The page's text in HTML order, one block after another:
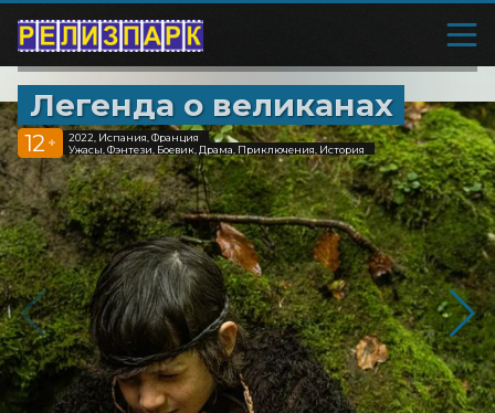
Легенда о великанах
12 +
2022, Испания, Франция
Ужасы, Фэнтези, Боевик, Драма, Приключения, История